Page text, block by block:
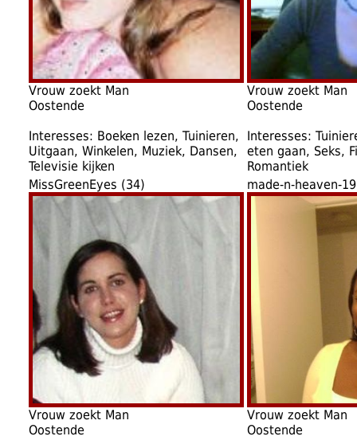
Vrouw zoekt Man
Oostende
Interesses: Boeken lezen, Tuinieren,
Uitgaan, Winkelen, Muziek, Dansen,
Televisie kijken
Vrouw zoekt Man
Oostende
Interesses:
eten gaan, Seks,
Romantiek
MissGreenEyes (34)
Vrouw zoekt Man
Oostende
made-n-heaven-
Vrouw zoekt Man
Oostende